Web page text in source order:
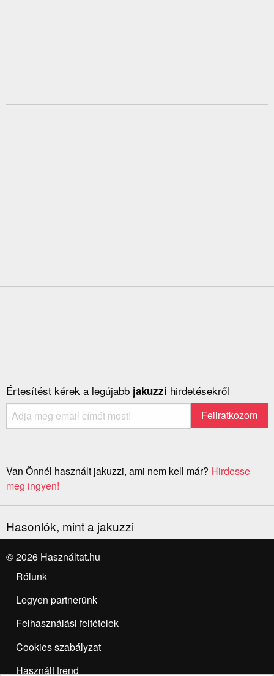
Értesítést kérek a legújabb jakuzzi hirdetésekről
Van Önnél használt jakuzzi, ami nem kell már? Hirdesse
meg ingyen!
Hasonlók, mint a jakuzzi
© 2026 Használtat.hu
Rólunk
Legyen partnerünk
Felhasználási feltételek
Cookies szabályzat
Használt trend